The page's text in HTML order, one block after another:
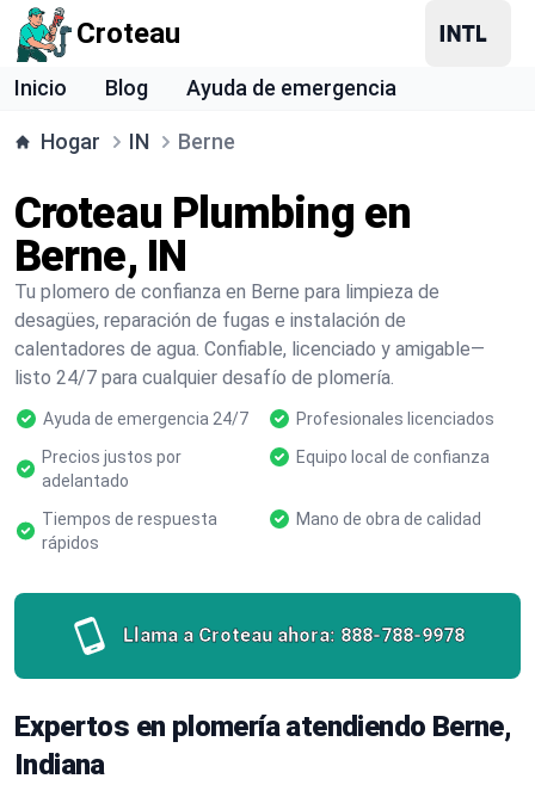
Croteau
Inicio Blog Ayuda de emergencia
Hogar IN Berne
Croteau Plumbing en
Berne, IN
Tu plomero de confianza en Berne para limpieza de
desagües, reparación de fugas e instalación de
calentadores de agua. Confiable, licenciado y amigable—
listo 24/7 para cualquier desafío de plomería.
Ayuda de emergencia 24/7
Profesionales licenciados
Precios justos por
adelantado
Equipo local de confianza
Tiempos de respuesta
rápidos
Mano de obra de calidad
Llama a Croteau ahora: 888-788-9978
Expertos en plomería atendiendo Berne,
Indiana